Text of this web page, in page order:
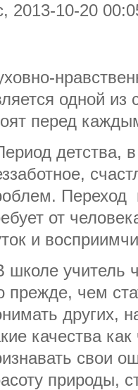
2013-10-20
одной
перед
детства,
Переход
от
и
школе учитель
прежде, чем
других,
качества
свои
природы,